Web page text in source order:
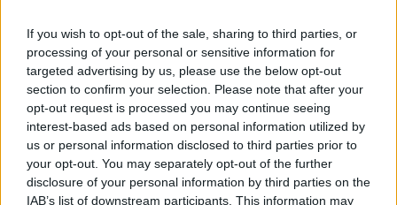
If you wish to opt-out of the sale, sharing to third parties, or
processing of your personal or sensitive information for
targeted advertising by us, please use the below opt-out
section to confirm your selection. Please note that after your
opt-out request is processed you may continue seeing
interest-based ads based on personal information utilized by
us or personal information disclosed to third parties prior to
your opt-out. You may separately opt-out of the further
disclosure of your personal information by third parties on the
IAB’s list of downstream participants. This information may